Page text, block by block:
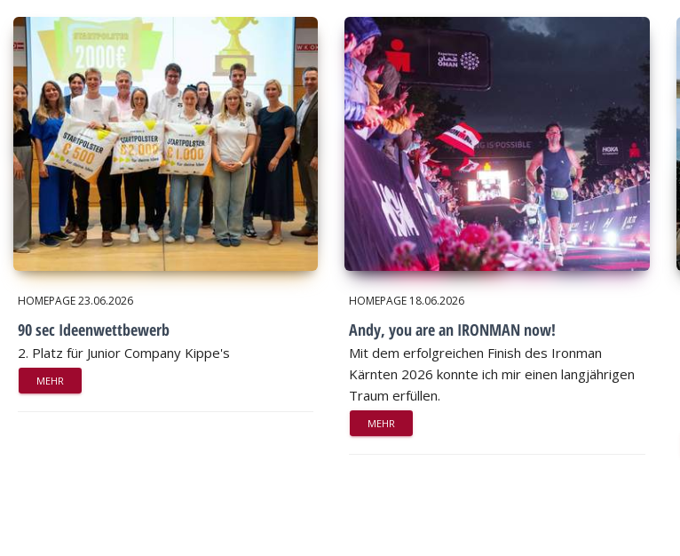
HOMEPAGE23.06.2026
90 sec Ideenwettbewerb
2. Platz für Junior Company Kippe's
MEHR
HOMEPAGE 18.06.2026
Andy, you are an IRONMAN now!
Mit dem erfolgreichen Finish des Ironman
Kärnten 2026 konnte ich mir einen langjährigen
Traum erfüllen.
MEHR